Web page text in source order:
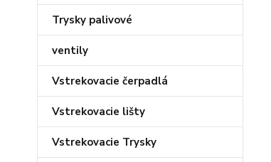
Trysky palivové
ventily
Vstrekovacie čerpadlá
Vstrekovacie lišty
Vstrekovacie Trysky